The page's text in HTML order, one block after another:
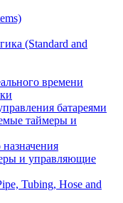
(Standard and
времени
батареями
таймеры и
и управляющие
Tubing, Hose and